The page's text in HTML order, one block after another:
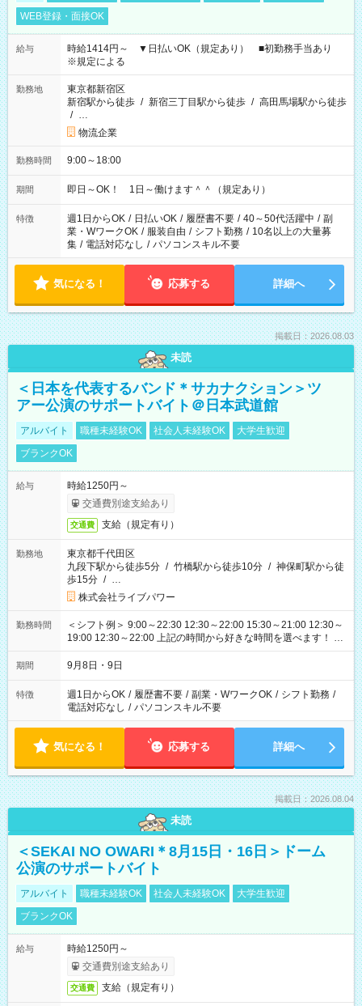
WEB登録・面接OK
給与
時給1414円～ ▼日払いOK（規定あり） ■初勤務手当あり
※規定による
勤務地
東京都新宿区
新宿駅から徒歩 / 新宿三丁目駅から徒歩 / 高田馬場駅から徒歩
/ …
物流企業
勤務時間 9:00～18:00
期間 即日～OK！ 1日～働けます＾＾（規定あり）
特徴 週1日からOK / 日払いOK / 履歴書不要 / 40～50代活躍中 / 副
業・WワークOK / 服装自由 / シフト勤務 / 10名以上の大量募
集 / 電話対応なし / パソコンスキル不要
気になる！ 応募する 詳細へ
掲載日：2026.08.03
未読
＜日本を代表するバンド＊サカナクション＞ツ
アー公演のサポートバイト＠日本武道館
アルバイト 職種未経験OK 社会人未経験OK
大学生歓迎
ブランクOK
給与
時給1250円～
交通費別途支給あり
交通費 支給（規定有り）
勤務地
東京都千代田区
九段下駅から徒歩5分 / 竹橋駅から徒歩10分 / 神保町駅から徒
歩15分 / …
株式会社ライブパワー
勤務時間
＜シフト例＞ 9:00～22:30 12:30～22:00 15:30～21:00 12:30～
19:00 12:30～22:00 上記の時間から好きな時間を選べます！ ※
時間は変更となる可能性があります
期間 9月8日・9日
特徴 週1日からOK / 履歴書不要 / 副業・WワークOK / シフト勤務 /
電話対応なし / パソコンスキル不要
気になる！ 応募する 詳細へ
掲載日：2026.08.04
未読
＜SEKAI NO OWARI＊8月15日・16日＞ドーム
公演のサポートバイト
アルバイト 職種未経験OK 社会人未経験OK
大学生歓迎
ブランクOK
給与
時給1250円～
交通費別途支給あり
交通費 支給（規定有り）